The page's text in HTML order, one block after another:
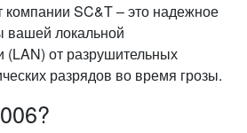
компании SC&T – это надежное
локальной
(LAN) от разрушительных
разрядов во время грозы.